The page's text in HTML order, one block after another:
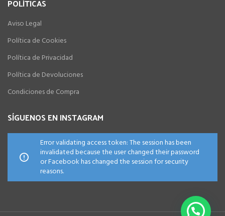
POLÍTICAS
Aviso Legal
Política de Cookies
Política de Privacidad
Política de Devoluciones
Condiciones de Compra
SÍGUENOS EN INSTAGRAM
Error validating access token: The session has been
invalidated because the user changed their password
or Facebook has changed the session for security
reasons.